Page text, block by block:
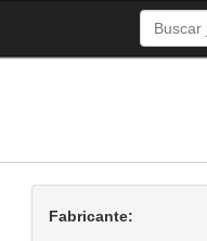
Fabricante: